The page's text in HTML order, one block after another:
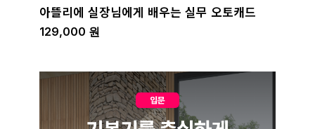
아뜰리에 실장님에게 배우는 실무 오토캐드
129,000 원